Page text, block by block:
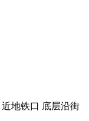
近地铁口 底层沿街